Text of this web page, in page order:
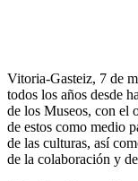
Vitoria-Gasteiz, 7 de
todos los años desde
de los Museos, con el
de estos como medio
de las culturas, así
de la colaboración y